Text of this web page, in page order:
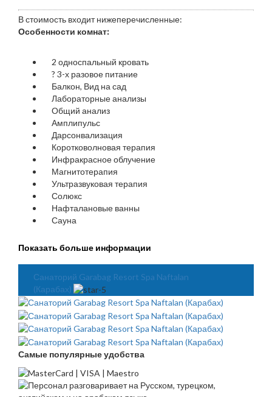
В стоимость входит нижеперечисленные:
Особенности комнат:
2 односпальный кровать
? 3-х разовое питание
Балкон, Вид на сад
Лабораторные анализы
Общий анализ
Амплипульс
Дарсонвализация
Коротковолновая терапия
Инфракрасное облучение
Магнитотерапия
Ультразвуковая терапия
Солюкс
Нафталановые ванны
Сауна
Показать больше информации
Санаторий Garabag Resort Spa Naftalan
(Карабах)
Самые популярные удобства